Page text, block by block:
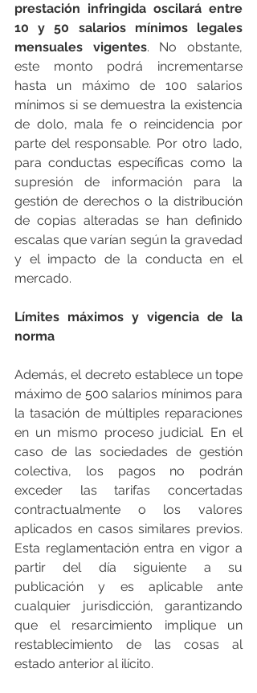
prestación infringida oscilará entre
10 y 50 salarios mínimos legales
mensuales vigentes. No obstante,
este monto podrá incrementarse
hasta un máximo de 100 salarios
mínimos si se demuestra la existencia
de dolo, mala fe o reincidencia por
parte del responsable. Por otro lado,
para conductas específicas como la
supresión de información para la
gestión de derechos o la distribución
de copias alteradas se han definido
escalas que varían según la gravedad
y el impacto de la conducta en el
mercado.
Límites máximos y vigencia de la
norma
Además, el decreto establece un tope
máximo de 500 salarios mínimos para
la tasación de múltiples reparaciones
en un mismo proceso judicial. En el
caso de las sociedades de gestión
colectiva, los pagos no podrán
exceder las tarifas concertadas
contractualmente o los valores
aplicados en casos similares previos.
Esta reglamentación entra en vigor a
partir del día siguiente a su
publicación y es aplicable ante
cualquier jurisdicción, garantizando
que el resarcimiento implique un
restablecimiento de las cosas al
estado anterior al ilícito.